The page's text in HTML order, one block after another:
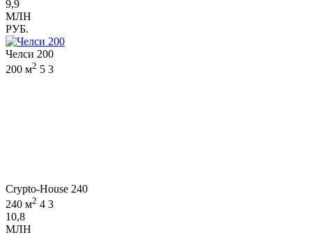
9,9
МЛН
РУБ.
Челси 200
200 м2 5 3
Crypto-House 240
240 м2 4 3
10,8
МЛН